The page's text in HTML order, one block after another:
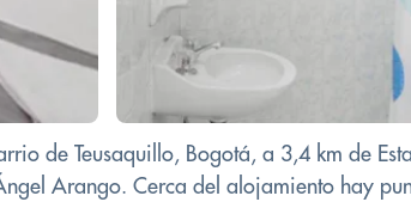
de Teusaquillo, Bogotá, a 3,4 km de
Arango. Cerca del alojamiento hay